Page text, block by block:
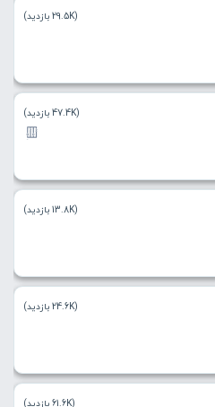
(29.5K بازدید)
(47.4K بازدید)
(13.8K بازدید)
(24.6K بازدید)
(61.6K بازدید)